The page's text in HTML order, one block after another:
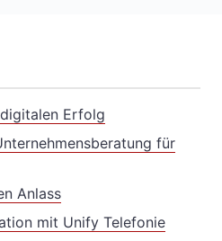
Erfolg
für
Anlass
mit Unify Telefonie